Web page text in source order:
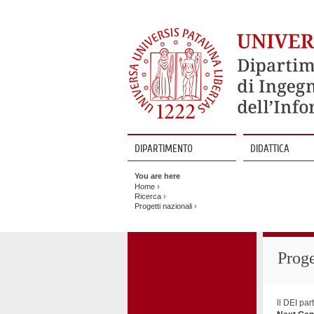
DIPARTIMENTO DIDATTICA
You are here
Home ›
Ricerca ›
Progetti nazionali ›
ll DEI